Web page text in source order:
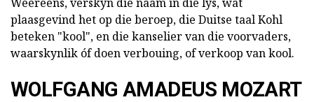
plaasgevind het op die beroep, die Duitse taal Kohl
beteken "kool", en die kanselier van die voorvaders,
waarskynlik óf doen verbouing, of verkoop van kool.
WOLFGANG AMADEUS MOZART